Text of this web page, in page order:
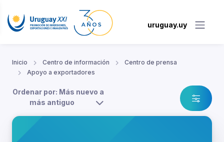
uruguay.uy
Inicio Centro de información
Centro de prensa
Apoyo a exportadores
Ordenar por: Más nuevo a
más antiguo